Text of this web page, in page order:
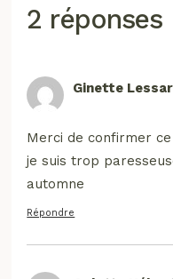
2 réponses
Ginette
Merci de confirmer
je suis trop
automne
Répondre